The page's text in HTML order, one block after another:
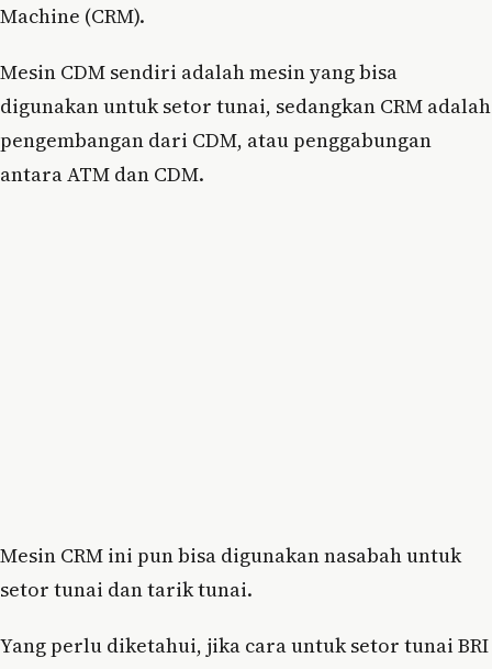
Machine (CRM).
Mesin CDM sendiri adalah mesin yang bisa
digunakan untuk setor tunai, sedangkan CRM adalah
pengembangan dari CDM, atau penggabungan
antara ATM dan CDM.
Mesin CRM ini pun bisa digunakan nasabah untuk
setor tunai dan tarik tunai.
Yang perlu diketahui, jika cara untuk setor tunai BRI